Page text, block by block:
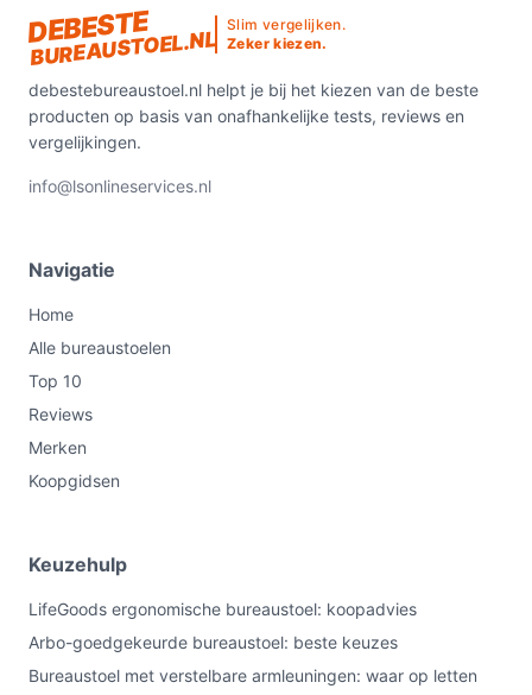
DEBESTE
BUREAUSTOEL.NL
Slim vergelijken.
Zeker kiezen.
debestebureaustoel.nl helpt je bij het kiezen van de beste
producten op basis van onafhankelijke tests, reviews en
vergelijkingen.
info@lsonlineservices.nl
Navigatie
Home
Alle bureaustoelen
Top 10
Reviews
Merken
Koopgidsen
Keuzehulp
LifeGoods ergonomische bureaustoel: koopadvies
Arbo-goedgekeurde bureaustoel: beste keuzes
Bureaustoel met verstelbare armleuningen: waar op letten